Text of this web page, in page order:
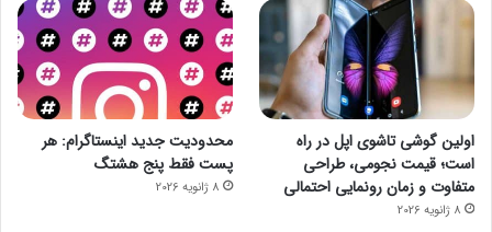
اولین گوشی تاشوی اپل در راه
است؛ قیمت نجومی، طراحی
متفاوت و زمان رونمایی احتمالی
8 ژانویه 2026
محدودیت جدید اینستاگرام: هر
پست فقط پنج هشتگ
8 ژانویه 2026